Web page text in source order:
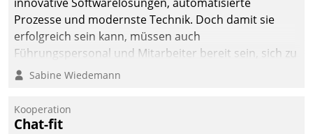
die Bereitschaft, sich zu überprüfen, zu hinterfragen
und zu verändern.
Prozesse und modernste Technik. Doch damit sie
erfolgreich sein kann, müssen auch
Führungspersonal und Mitarbeiter bereit sein, sich zu
verändern und anzupassen, sonst werden sie an ihr
Sabine Wiedemann
Kooperation
Chat-fit